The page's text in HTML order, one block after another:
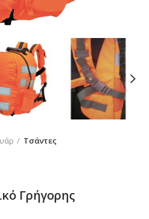
Τσάντες
Γρήγορης